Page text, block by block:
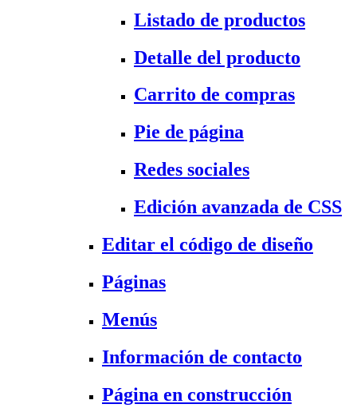
Listado de productos
Detalle del producto
Carrito de compras
Pie de página
Redes sociales
Edición avanzada de CSS
Editar el código de diseño
Páginas
Menús
Información de contacto
Página en construcción